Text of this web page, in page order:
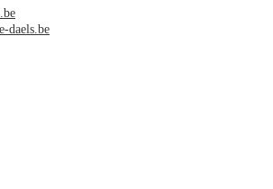
daels.be